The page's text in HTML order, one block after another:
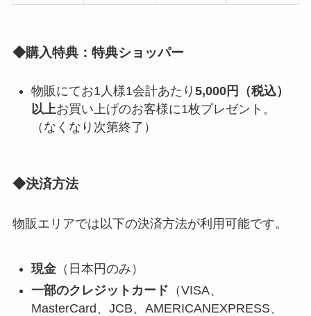
◆購入特典：特典ショッパー
物販にてお1人様1会計あたり 5,000円（税込）
以上お買い上げのお客様に1枚プレゼント。
（なくなり次第終了）
◆決済方法
物販エリアでは以下の決済方法が利用可能です。
現金（日本円のみ）
一部のクレジットカード （VISA、
MasterCard、JCB、AMERICANEXPRESS、